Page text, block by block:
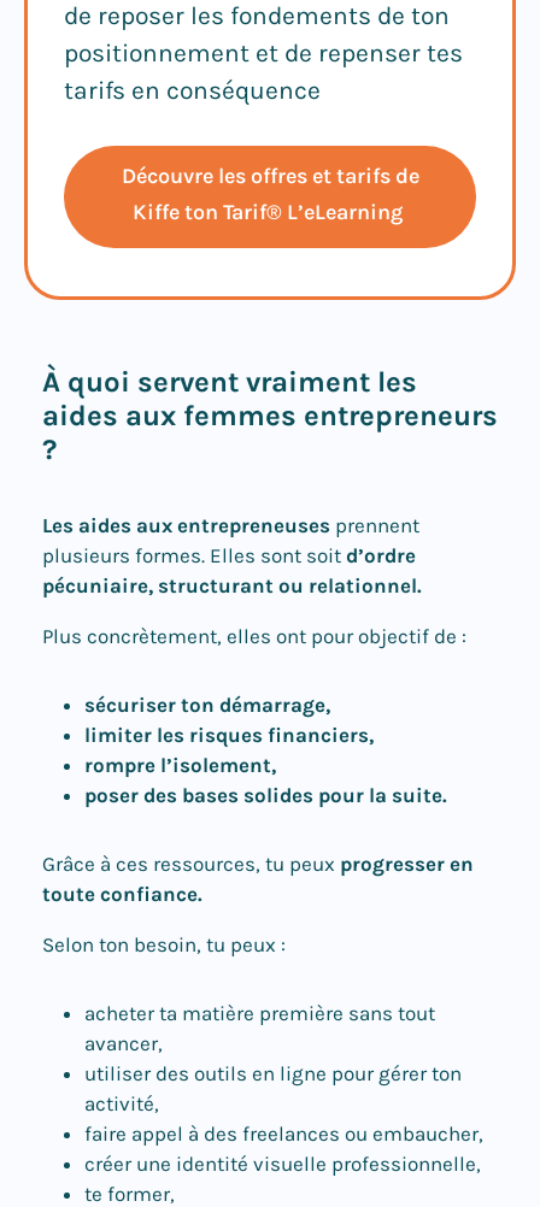
de reposer les fondements de ton
positionnement et de repenser tes
tarifs en conséquence
Découvre les offres et tarifs de
Kiffe ton Tarif® L’eLearning
À quoi servent vraiment les
aides aux femmes entrepreneurs
?
Les aides aux entrepreneuses prennent
plusieurs formes. Elles sont soit d’ordre
pécuniaire, structurant ou relationnel.
Plus concrètement, elles ont pour objectif de :
sécuriser ton démarrage,
limiter les risques financiers,
rompre l’isolement,
poser des bases solides pour la suite.
Grâce à ces ressources, tu peux progresser en
toute confiance.
Selon ton besoin, tu peux :
acheter ta matière première sans tout
avancer,
utiliser des outils en ligne pour gérer ton
activité,
faire appel à des freelances ou embaucher,
créer une identité visuelle professionnelle,
te former,